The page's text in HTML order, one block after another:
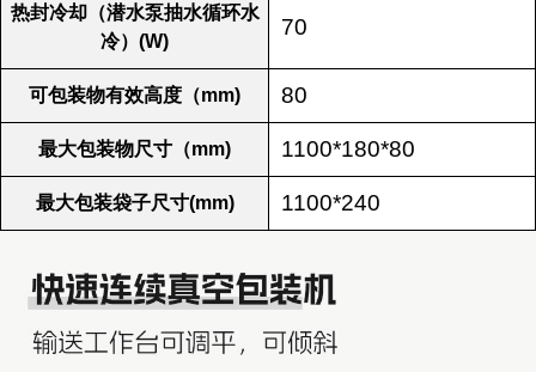
热封冷却（潜水泵抽水循环水
冷）(W)
70
可包装物有效高度（mm) 80
最大包装物尺寸（mm) 1100*180*80
最大包装袋子尺寸(mm) 1100*240